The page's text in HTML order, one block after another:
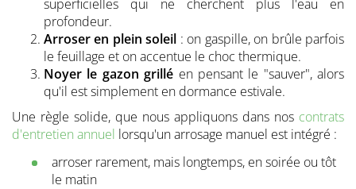
superficielles qui ne cherchent plus l'eau en
profondeur.
Arroser en plein soleil : on gaspille, on brûle parfois
le feuillage et on accentue le choc thermique.
Noyer le gazon grillé en pensant le "sauver", alors
qu'il est simplement en dormance estivale.
Une règle solide, que nous appliquons dans nos contrats
d'entretien annuel lorsqu'un arrosage manuel est intégré :
arroser rarement, mais longtemps, en soirée ou tôt
le matin